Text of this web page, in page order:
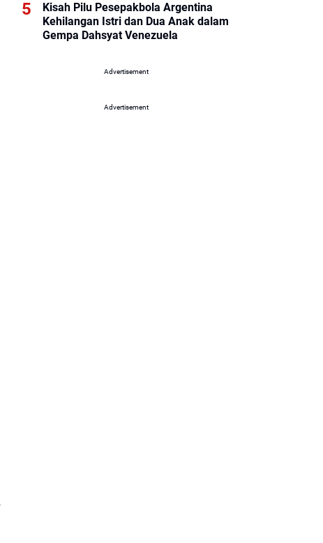
Kisah Pilu Pesepakbola Argentina
Kehilangan Istri dan Dua Anak dalam
Gempa Dahsyat Venezuela
Advertisement
Advertisement